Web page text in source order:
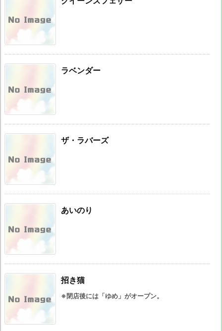
ラベンダー
ザ・ラバーズ
あいのり
招き猫
※閉店後には「ゆめ」がオープン。